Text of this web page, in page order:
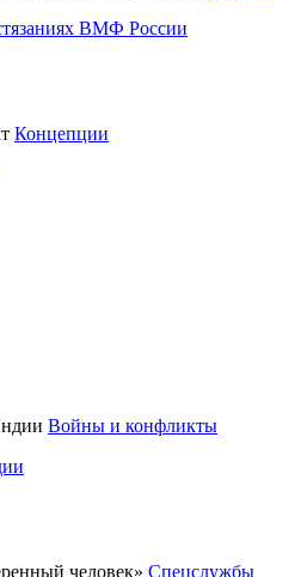
ВМФ России
Концепции
Войны и конфликты
Спецслужбы